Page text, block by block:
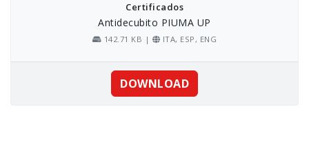
Certificados
Antidecubito PIUMA UP
142.71 KB | ITA, ESP, ENG
DOWNLOAD